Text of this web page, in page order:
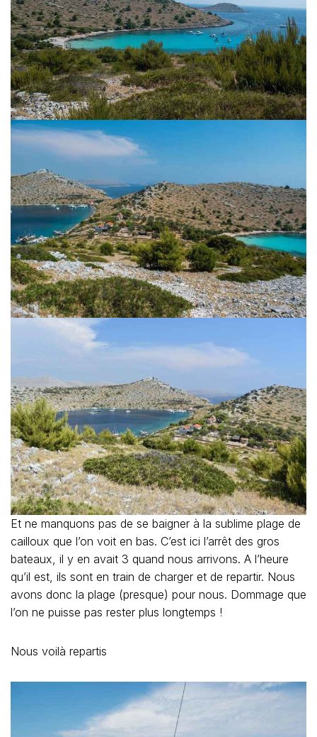
Et ne manquons pas de se baigner à la sublime plage de
cailloux que l’on voit en bas. C’est ici l’arrêt des gros
bateaux, il y en avait 3 quand nous arrivons. A l’heure
qu’il est, ils sont en train de charger et de repartir. Nous
avons donc la plage (presque) pour nous. Dommage que
l’on ne puisse pas rester plus longtemps !
Nous voilà repartis